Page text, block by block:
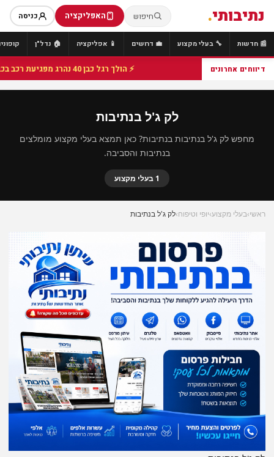
נתיבותי. חיפוש האפליקציה כניסה
📰 חדשות 🔧 בעלי מקצוע 💼 דרושים 📱 אפליקציה 🏠 נדל"ן
דיווחים אחרונים ⚡ הולך רגל כבן 40 נהרג מפגיעת רכב בכביש 25 סמוך לצומת הנשיא, מתנדבי זק"א פועלו בזירה
לק ג'ל בנתיבות
מחפש לק ג'ל בנתיבות בנתיבות? כאן תמצא בעלי מקצוע מומלצים
בנתיבות והסביבה.
1 בעלי מקצוע
ראשי›בעלי מקצוע›יופי וטיפוח›לק ג'ל בנתיבות